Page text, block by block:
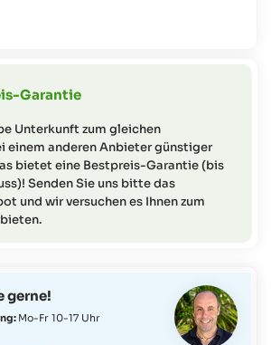
vor Anreise = 20% Stornierungskosten
= 80% Stornierungskosten des
(sowie No-Show) = 95%
des Gesamtpreises des Aufenthalts
Garantie
Unterkunft zum gleichen
einem anderen Anbieter günstiger
bietet eine Bestpreis-Garantie (bis
Senden Sie uns bitte das
und wir versuchen es Ihnen zum
gerne!
Mo-Fr 10-17 Uhr